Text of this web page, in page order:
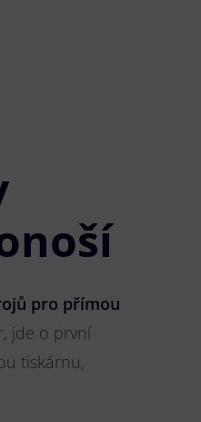
pro přímou
jde o první
tiskárnu,